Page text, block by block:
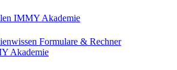
IMMY Akademie
Formulare & Rechner
Akademie